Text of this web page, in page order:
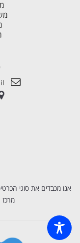
אנו מכבדים את סוגי
מרכז